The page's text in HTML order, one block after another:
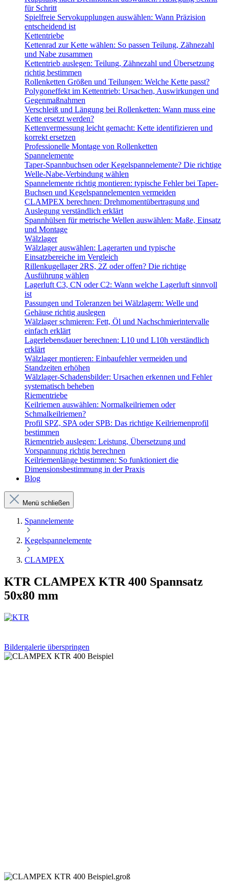
für Schritt
Spielfreie Servokupplungen auswählen: Wann Präzision
entscheidend ist
Kettentriebe
Kettenrad zur Kette wählen: So passen Teilung, Zähnezahl
und Nabe zusammen
Kettentrieb auslegen: Teilung, Zähnezahl und Übersetzung
richtig bestimmen
Rollenketten Größen und Teilungen: Welche Kette passt?
Polygoneffekt im Kettentrieb: Ursachen, Auswirkungen und
Gegenmaßnahmen
Verschleiß und Längung bei Rollenketten: Wann muss eine
Kette ersetzt werden?
Kettenvermessung leicht gemacht: Kette identifizieren und
korrekt ersetzen
Professionelle Montage von Rollenketten
Spannelemente
Taper-Spannbuchsen oder Kegelspannelemente? Die richtige
Welle-Nabe-Verbindung wählen
Spannelemente richtig montieren: typische Fehler bei Taper-
Buchsen und Kegelspannelementen vermeiden
CLAMPEX berechnen: Drehmomentübertragung und
Auslegung verständlich erklärt
Spannhülsen für metrische Wellen auswählen: Maße, Einsatz
und Montage
Wälzlager
Wälzlager auswählen: Lagerarten und typische
Einsatzbereiche im Vergleich
Rillenkugellager 2RS, 2Z oder offen? Die richtige
Ausführung wählen
Lagerluft C3, CN oder C2: Wann welche Lagerluft sinnvoll
ist
Passungen und Toleranzen bei Wälzlagern: Welle und
Gehäuse richtig auslegen
Wälzlager schmieren: Fett, Öl und Nachschmierintervalle
einfach erklärt
Lagerlebensdauer berechnen: L10 und L10h verständlich
erklärt
Wälzlager montieren: Einbaufehler vermeiden und
Standzeiten erhöhen
Wälzlager-Schadensbilder: Ursachen erkennen und Fehler
systematisch beheben
Riementriebe
Keilriemen auswählen: Normalkeilriemen oder
Schmalkeilriemen?
Profil SPZ, SPA oder SPB: Das richtige Keilriemenprofil
bestimmen
Riementrieb auslegen: Leistung, Übersetzung und
Vorspannung richtig berechnen
Keilriemenlänge bestimmen: So funktioniert die
Dimensionsbestimmung in der Praxis
Blog
Menü schließen
Spannelemente
Kegelspannelemente
CLAMPEX
KTR CLAMPEX KTR 400 Spannsatz
50x80 mm
Bildergalerie überspringen